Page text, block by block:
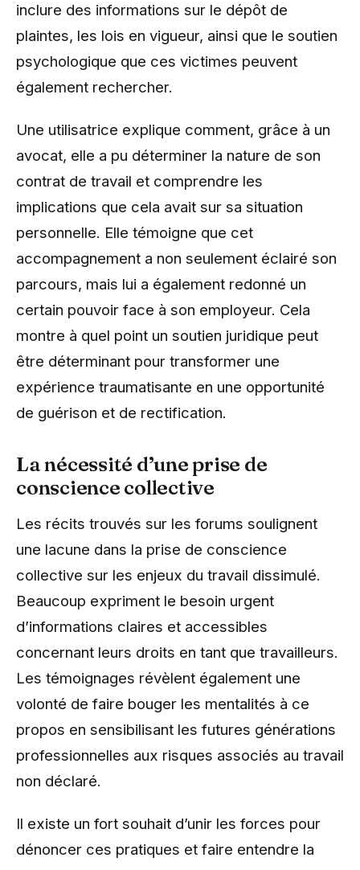
inclure des informations sur le dépôt de
plaintes, les lois en vigueur, ainsi que le soutien
psychologique que ces victimes peuvent
également rechercher.
Une utilisatrice explique comment, grâce à un
avocat, elle a pu déterminer la nature de son
contrat de travail et comprendre les
implications que cela avait sur sa situation
personnelle. Elle témoigne que cet
accompagnement a non seulement éclairé son
parcours, mais lui a également redonné un
certain pouvoir face à son employeur. Cela
montre à quel point un soutien juridique peut
être déterminant pour transformer une
expérience traumatisante en une opportunité
de guérison et de rectification.
La nécessité d’une prise de
conscience collective
Les récits trouvés sur les forums soulignent
une lacune dans la prise de conscience
collective sur les enjeux du travail dissimulé.
Beaucoup expriment le besoin urgent
d’informations claires et accessibles
concernant leurs droits en tant que travailleurs.
Les témoignages révèlent également une
volonté de faire bouger les mentalités à ce
propos en sensibilisant les futures générations
professionnelles aux risques associés au travail
non déclaré.
Il existe un fort souhait d’unir les forces pour
dénoncer ces pratiques et faire entendre la